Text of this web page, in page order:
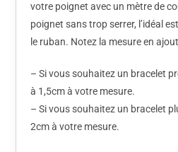
votre poignet avec un mètre de
poignet sans trop serrer, l’idéal
le ruban. Notez la mesure en
– Si vous souhaitez un bracelet
à 1,5cm à votre mesure.
– Si vous souhaitez un bracelet
2cm à votre mesure.